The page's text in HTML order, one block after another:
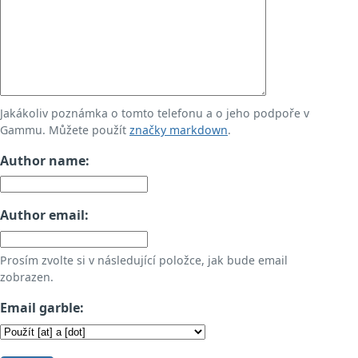
Jakákoliv poznámka o tomto telefonu a o jeho podpoře v
Gammu. Můžete použít značky markdown.
Author name:
Author email:
Prosím zvolte si v následující položce, jak bude email
zobrazen.
Email garble: